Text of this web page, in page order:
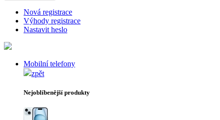
Nová registrace
Výhody registrace
Nastavit heslo
Mobilní telefony
zpět
Nejoblíbenější produkty